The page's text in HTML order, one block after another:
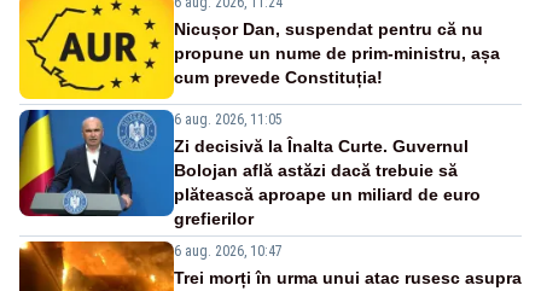
Nicușor Dan, suspendat pentru că nu
propune un nume de prim-ministru, așa
cum prevede Constituția!
6 aug. 2026, 11:05
Zi decisivă la Înalta Curte. Guvernul
Bolojan află astăzi dacă trebuie să
plătească aproape un miliard de euro
grefierilor
6 aug. 2026, 10:47
Trei morți în urma unui atac rusesc asupra